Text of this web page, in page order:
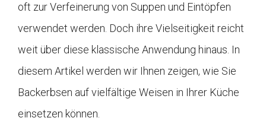
oft zur Verfeinerung von Suppen und Eintöpfen
verwendet werden. Doch ihre Vielseitigkeit reicht
weit über diese klassische Anwendung hinaus. In
diesem Artikel werden wir Ihnen zeigen, wie Sie
Backerbsen auf vielfältige Weisen in Ihrer Küche
einsetzen können.